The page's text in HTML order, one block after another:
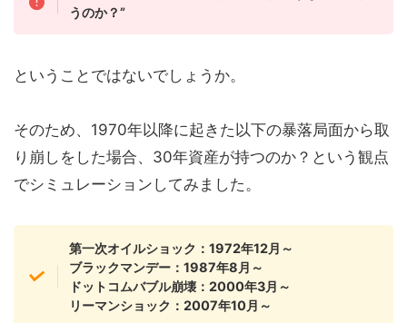
うのか？”
ということではないでしょうか。
そのため、1970年以降に起きた以下の暴落局面から取
り崩しをした場合、30年資産が持つのか？という観点
でシミュレーションしてみました。
第一次オイルショック：1972年12月～
ブラックマンデー：1987年8月～
ドットコムバブル崩壊：2000年3月～
リーマンショック：2007年10月～